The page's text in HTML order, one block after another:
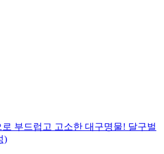
부드럽고 고소한 대구명물! 달구벌
)